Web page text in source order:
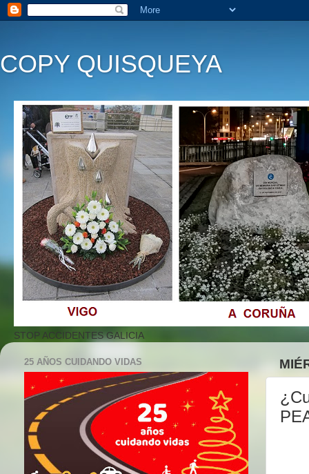
COPY QUISQUEYA
STOP ACCIDENTES GALICIA
25 AÑOS CUIDANDO VIDAS